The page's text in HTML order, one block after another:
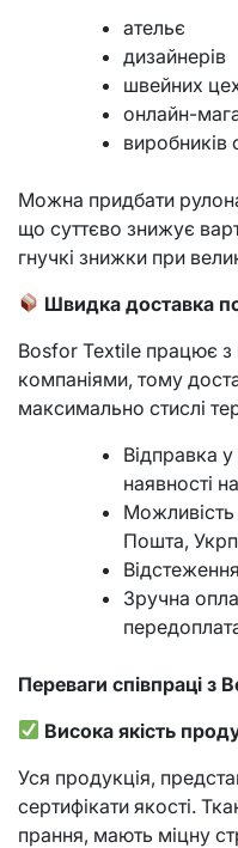
ательє
дизайнерів
швейних
онлайн-
виробників
Можна придбати
що суттєво знижує
гнучкі знижки при
Швидка доставка по
Bosfor Textile працює з
компаніями, тому
максимально стислі
Відправка
наявності
Можливість
Пошта,
Зручна
Переваги співпраці з
Висока якість
Уся продукція,
сертифікати якості.
прання, мають міцну